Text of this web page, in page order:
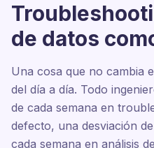
de datos
Una cosa que no cambia
del día a día. Todo
de cada semana en
defecto, una desviación
cada semana en análisis